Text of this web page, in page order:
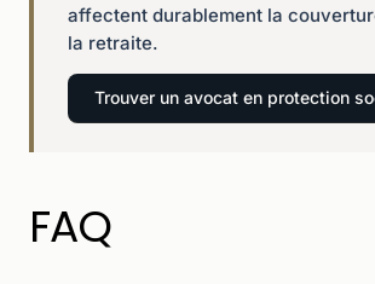
affectent durablement la
la retraite.
Trouver un avocat en protection
FAQ